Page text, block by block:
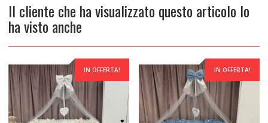
Il cliente che ha visualizzato questo articolo lo
ha visto anche
IN OFFERTA! IN OFFERTA!